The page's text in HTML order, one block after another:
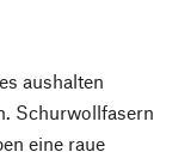
aushalten
Schurwollfasern
eine raue